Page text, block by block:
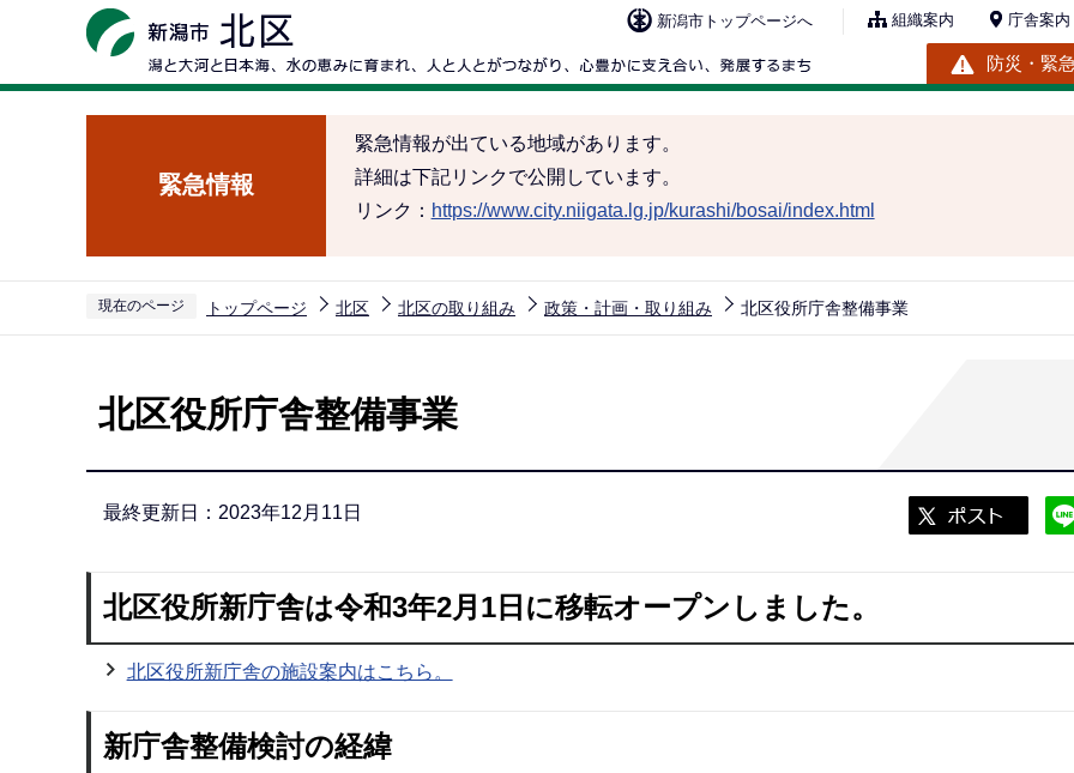
ペ
新潟市トップページへ 組織案内 庁舎案
防災・緊
緊急情報
緊急情報が出ている地域があります。
詳細は下記リンクで公開しています。
リンク： https://www.city.niigata.lg.jp/kurashi/bosai/index.html
現在のページ トップページ 北区 北区の取り組み 政策・計画・取り組み 北区役所庁舎整備事業
北区役所庁舎整備事業
最終更新日：2023年12月11日
北区役所新庁舎は令和3年2月1日に移転オープンしました。
北区役所新庁舎の施設案内はこちら。
新庁舎整備検討の経緯